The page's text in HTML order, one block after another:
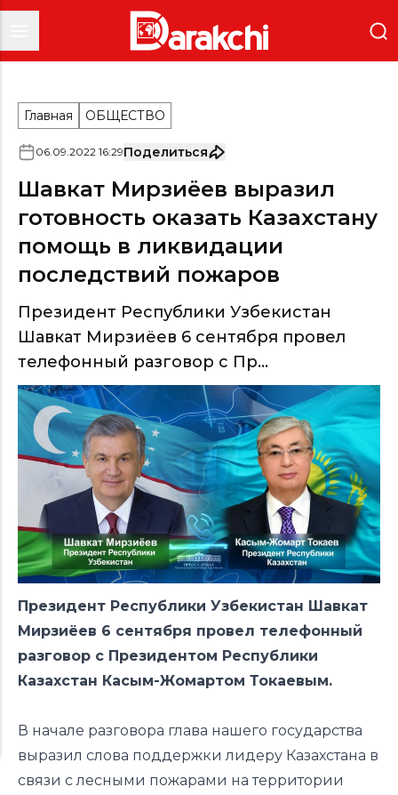
Главная ОБЩЕСТВО
06.09.2022 16:29Поделиться
Шавкат Мирзиёев выразил
готовность оказать Казахстану
помощь в ликвидации
последствий пожаров
Президент Республики Узбекистан
Шавкат Мирзиёев 6 сентября провел
телефонный разговор с Пр...
Президент Республики Узбекистан Шавкат
Мирзиёев 6 сентября провел телефонный
разговор с Президентом Республики
Казахстан Касым-Жомартом Токаевым.
В начале разговора глава нашего государства
выразил слова поддержки лидеру Казахстана в
связи слесными пожарами на территории